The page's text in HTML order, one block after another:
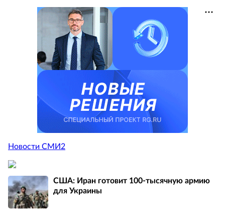
Новости СМИ2
США: Иран готовит 100-тысячную армию
для Украины